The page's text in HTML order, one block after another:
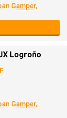
Gamper,
Logroño
Gamper,